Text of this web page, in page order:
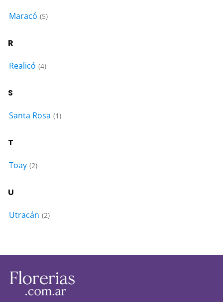
Maracó (5)
R
Realicó (4)
S
Santa Rosa (1)
T
Toay (2)
U
Utracán (2)